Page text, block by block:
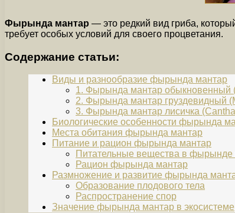
Фырында мантар — это редкий вид гриба,
требует особых условий для своего процветания.
Содержание статьи:
Виды и разнообразие фырында мантар
1. Фырында мантар обыкновенный
2. Фырында мантар груздевидный
3. Фырында мантар лисичка
Биологические особенности фырында
Места обитания фырында мантар
Питание и рацион фырында мантар
Питательные вещества в фырынде
Рацион фырында мантар
Размножение и развитие фырында
Образование плодового тела
Распространение спор
Значение фырында мантар в экосистеме